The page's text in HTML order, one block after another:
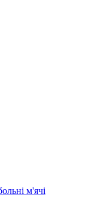
м'ячі